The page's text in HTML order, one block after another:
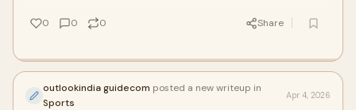
0 0 0 Share
outlookindia guidecom posted a new writeup in
Sports
Apr 4, 2026